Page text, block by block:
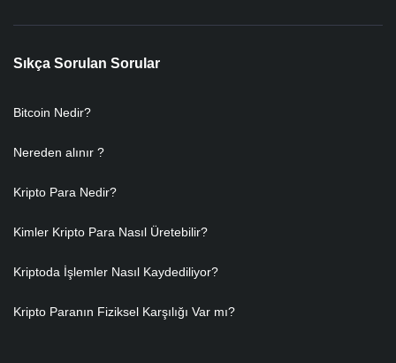
Sıkça Sorulan Sorular
Bitcoin Nedir?
Nereden alınır ?
Kripto Para Nedir?
Kimler Kripto Para Nasıl Üretebilir?
Kriptoda İşlemler Nasıl Kaydediliyor?
Kripto Paranın Fiziksel Karşılığı Var mı?